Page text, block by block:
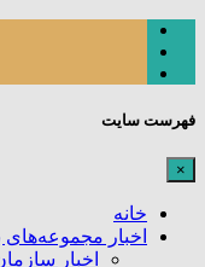
فهرست سایت
×
خانه
اخبار مجموعه‌های
اخبار